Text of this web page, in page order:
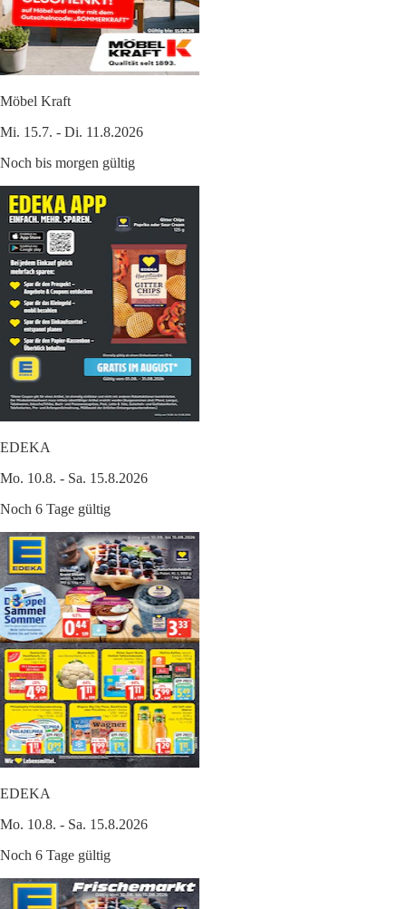
Möbel Kraft
Mi. 15.7. - Di. 11.8.2026
Noch bis morgen gültig
EDEKA
Mo. 10.8. - Sa. 15.8.2026
Noch 6 Tage gültig
EDEKA
Mo. 10.8. - Sa. 15.8.2026
Noch 6 Tage gültig